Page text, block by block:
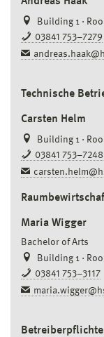
Building 1 ·
03841 753–7279
Technische
Carsten Helm
Building 1 ·
03841 753–7248
Maria Wigger
Bachelor of Arts
Building 1 ·
03841 753–3117